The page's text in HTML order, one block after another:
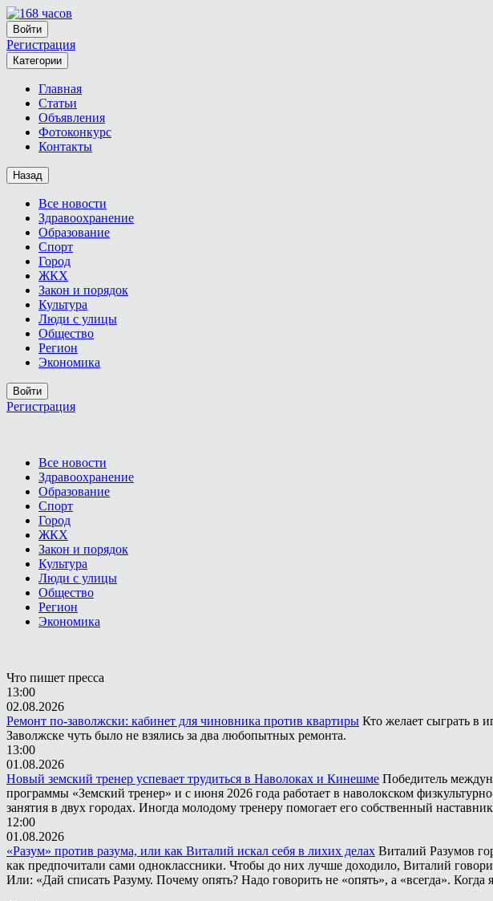
Войти
Регистрация
Категории
Главная
Статьи
Объявления
Фотоконкурс
Контакты
Назад
Все новости
Здравоохранение
Образование
Спорт
Город
ЖКХ
Закон и порядок
Культура
Люди с улицы
Общество
Регион
Экономика
Войти
Регистрация
Все новости
Здравоохранение
Образование
Спорт
Город
ЖКХ
Закон и порядок
Культура
Люди с улицы
Общество
Регион
Экономика
Что пишет пресса
13:00
02.08.2026
Ремонт по-заволжски: кабинет для чиновника против квартиры Кто желает сыграть в
Заволжске чуть было не взялись за два любопытных ремонта.
13:00
01.08.2026
Новый земский тренер успевает трудиться в Наволоках и Кинешме Победитель
программы «Земский тренер» и с июня 2026 года работает в наволокском
занятия в двух городах. Иногда молодому тренеру помогает его собственный
12:00
01.08.2026
«Разум» против разума, или как Виталий искал себя в лихих делах Виталий Разумов
как предпочитали сами одноклассники. Чтобы до них лучше доходило, Виталий
Или: «Дай списать Разуму. Почему опять? Надо говорить не «опять», а «всегда». Когда